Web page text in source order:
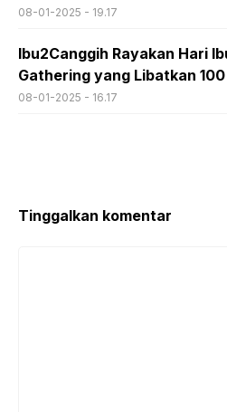
08-01-2025 - 19.17
Ibu2Canggih Rayakan Hari
Gathering yang Libatkan
08-01-2025 - 16.17
Tinggalkan komentar